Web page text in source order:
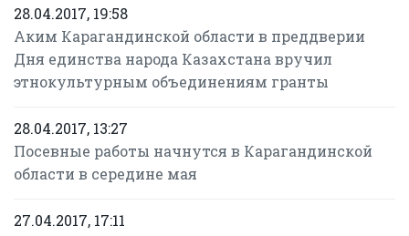
28.04.2017, 19:58
Аким Карагандинской области в преддверии
Дня единства народа Казахстана вручил
этнокультурным объединениям гранты
28.04.2017, 13:27
Посевные работы начнутся в Карагандинской
области в середине мая
27.04.2017, 17:11